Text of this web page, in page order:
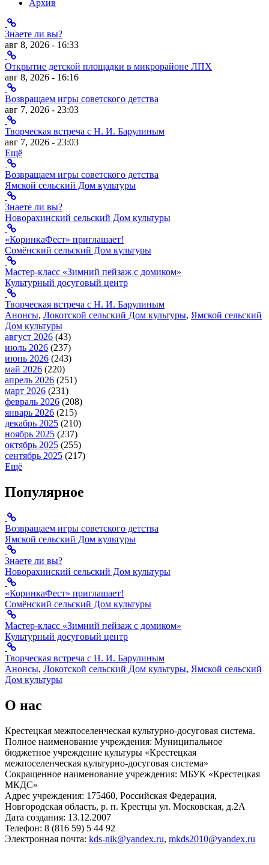
Архив
Знаете ли вы?
авг 8, 2026 - 16:33
Открытие детской площадки в микрорайоне ЛПХ
авг 8, 2026 - 16:16
Возвращаем игры советского детства
авг 7, 2026 - 23:03
Творческая встреча с Н. И. Барулиным
авг 7, 2026 - 23:03
Ещё
Возвращаем игры советского детства
Ямской сельский Дом культуры
Знаете ли вы?
Новорахинский сельский Дом культуры
«КоринкаФест» приглашает!
Сомёнский сельский Дом культуры
Мастер-класс «Зимний пейзаж с домиком»
Культурный досуговый центр
Творческая встреча с Н. И. Барулиным
Анонсы, Локотской сельский Дом культуры, Ямской сельский
Дом культуры
август 2026 (43)
июль 2026 (237)
июнь 2026 (243)
май 2026 (220)
апрель 2026 (251)
март 2026 (231)
февраль 2026 (208)
январь 2026 (215)
декабрь 2025 (210)
ноябрь 2025 (237)
октябрь 2025 (255)
сентябрь 2025 (217)
Ещё
Популярное
Возвращаем игры советского детства
Ямской сельский Дом культуры
Знаете ли вы?
Новорахинский сельский Дом культуры
«КоринкаФест» приглашает!
Сомёнский сельский Дом культуры
Мастер-класс «Зимний пейзаж с домиком»
Культурный досуговый центр
Творческая встреча с Н. И. Барулиным
Анонсы, Локотской сельский Дом культуры, Ямской сельский
Дом культуры
О нас
Крестецкая межпоселенческая культурно-досуговая система.
Полное наименование учреждения: Муниципальное
бюджетное учреждение культуры «Крестецкая
межпоселенческая культурно-досуговая система»
Сокращенное наименование учреждения: МБУК «Крестецкая
МКДС»
Адрес учреждения: 175460, Российская Федерация,
Новгородская область, р. п. Крестцы ул. Московская, д.2А
Дата создания: 13.12.2007
Телефон: 8 (816 59) 5 44 92
Электронная почта: kds-nik@yandex.ru, mkds2010@yandex.ru